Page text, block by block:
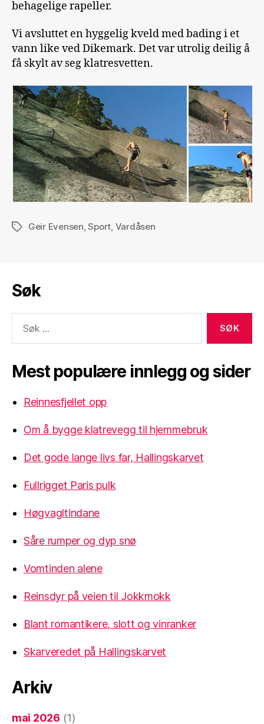
behagelige rapeller.
Vi avsluttet en hyggelig kveld med bading i et
vann like ved Dikemark. Det var utrolig deilig å
få skylt av seg klatresvetten.
StikkordGeir Evensen ,Sport Vardåsen
Søk
etter:
Mest populære innlegg og sider
Reinnesfjellet opp
Om å bygge klatrevegg til hjemmebruk
Det gode lange livs far, Hallingskarvet
Fullrigget Paris pulk
Høgvagltindane
Såre rumper og dyp snø
Vomtinden alene
Reinsdyr på veien til Jokkmokk
Blant romantikere, slott og vinranker
Skarveredet på Hallingskarvet
Arkiv
mai 2026 (1)